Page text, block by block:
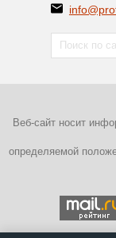
Веб-сайт носит
определяемой